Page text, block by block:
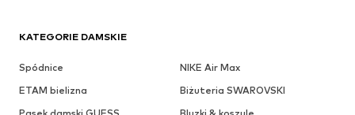
KATEGORIE DAMSKIE
Spódnice
NIKE Air Max
ETAM bielizna
Biżuteria SWAROVSKI